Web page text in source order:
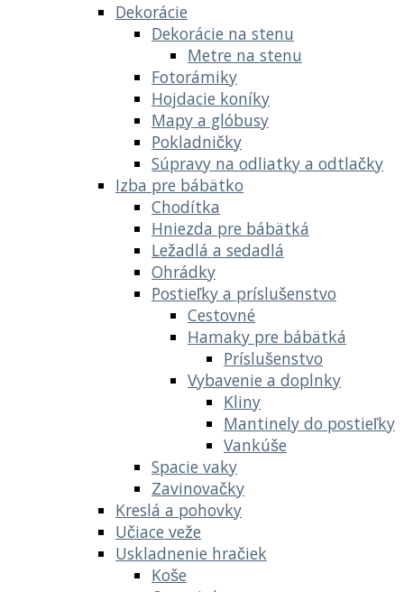
Dekorácie
Dekorácie na stenu
Metre na stenu
Fotorámiky
Hojdacie koníky
Mapy a glóbusy
Pokladničky
Súpravy na odliatky a odtlačky
Izba pre bábätko
Chodítka
Hniezda pre bábätká
Ležadlá a sedadlá
Ohrádky
Postieľky a príslušenstvo
Cestovné
Hamaky pre bábätká
Príslušenstvo
Vybavenie a doplnky
Kliny
Mantinely do postieľky
Vankúše
Spacie vaky
Zavinovačky
Kreslá a pohovky
Učiace veže
Uskladnenie hračiek
Koše